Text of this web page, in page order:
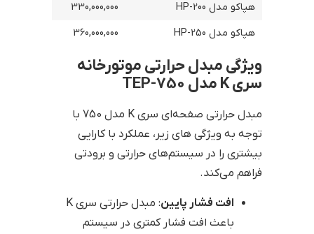
هپاکو مدل HP-200
330,000,000
هپاکو مدل HP-250
360,000,000
ویژگی مبدل حرارتی موتورخانه
سری K مدل 750-TEP
مبدل حرارتی صفحه‌ای سری K مدل 750 با
توجه به ویژگی های زیر، عملکرد با کارایی
بیشتری را در سیستم‌های حرارتی و برودتی
فراهم می‌کند.
افت فشار پایین
: مبدل حرارتی سری K
باعث افت فشار کمتری در سیستم